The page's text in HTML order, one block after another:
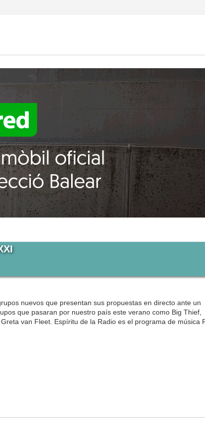
nuevos que presentan sus propuestas en directo ante un
que pasaran por nuestro país este verano como Big Thief,
van Fleet. Espíritu de la Radio es el programa de música